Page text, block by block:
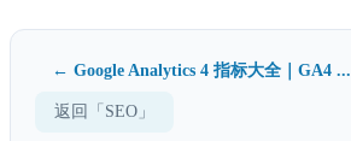
← Google Analytics 4 指标大全｜GA4 ...
返回「SEO」